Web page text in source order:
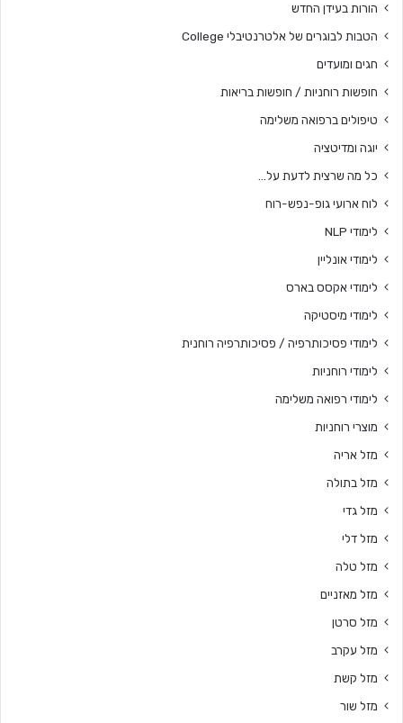
הורות בעידן החדש
הטבות לבוגרים של אלטרנטיבלי College
חגים ומועדים
חופשות רוחניות / חופשות בריאות
טיפולים ברפואה משלימה
יוגה ומדיטציה
כל מה שרצית לדעת על…
לוח ארועי גופ-נפש-רוח
לימודי NLP
לימודי אונליין
לימודי אקסס בארס
לימודי מיסטיקה
לימודי פסיכותרפיה / פסיכותרפיה רוחנית
לימודי רוחניות
לימודי רפואה משלימה
מוצרי רוחניות
מזל אריה
מזל בתולה
מזל גדי
מזל דלי
מזל טלה
מזל מאזניים
מזל סרטן
מזל עקרב
מזל קשת
מזל שור